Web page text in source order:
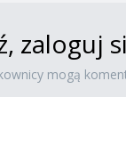
zaloguj
mogą